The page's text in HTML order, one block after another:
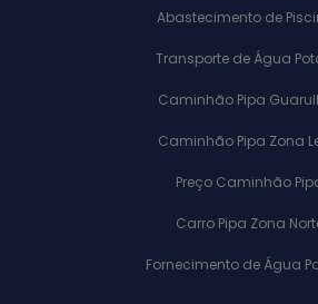
Abastecimento de
Transporte de Água
Caminhão Pipa
Caminhão Pipa Zona
Preço Caminhão
Carro Pipa Zona
Fornecimento de Água